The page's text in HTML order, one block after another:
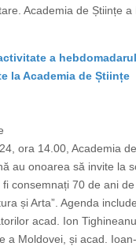
Academia de Științe a
a
la Academia de Științe
ora 14.00, Academia
au onoarea să invite la
consemnați 70 de ani
și Arta”. Agenda
acad. Ion
a Moldovei, și acad.